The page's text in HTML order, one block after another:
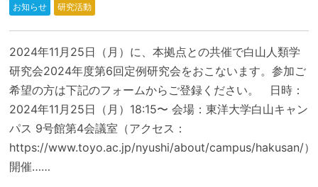
お知らせ 研究活動
2024年11月25日（月）に、本拠点との共催で白山人類学
研究会2024年度第6回定例研究会をおこないます。参加ご
希望の方は下記のフォームからご登録ください。 日時：
2024年11月25日（月）18:15〜 会場：東洋大学白山キャン
パス 9号館第4会議室（アクセス：
https://www.toyo.ac.jp/nyushi/about/campus/hakusan/）
開催……